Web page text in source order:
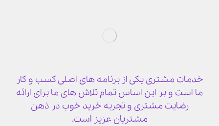
خدمات مشتری یکی از برنامه های اصلی کسب و کار
ما است و بر این اساس تمام تلاش های ما برای ارائه
رضایت مشتری و تجربه خرید خوب در ذهن
مشتریان عزیز است.